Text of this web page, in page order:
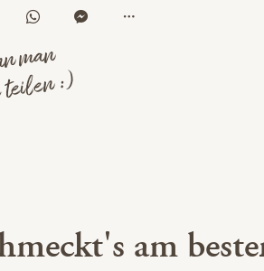
man
:)
am